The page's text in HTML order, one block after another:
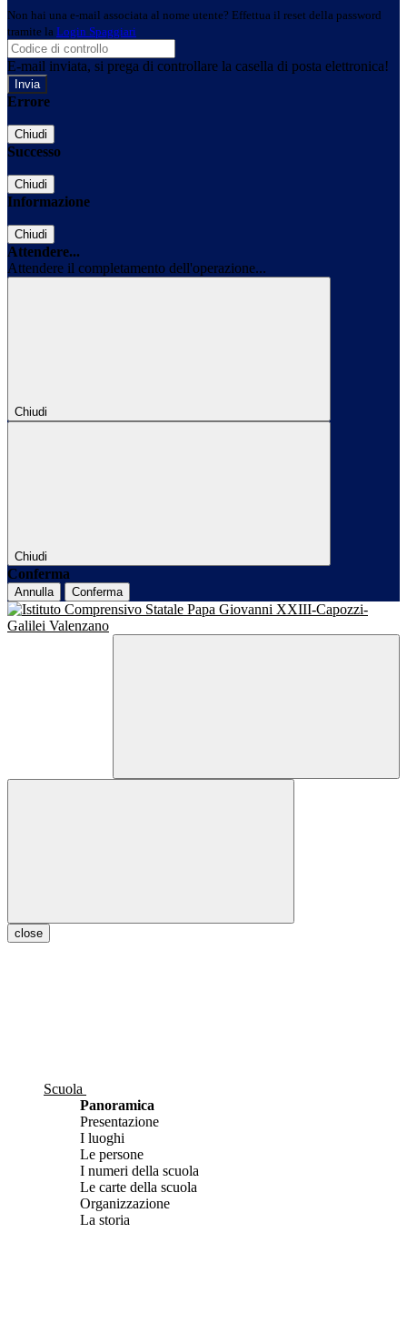
Non hai una e-mail associata al nome utente? Effettua il reset della password
tramite la Login Spaggiari
E-mail inviata, si prega di controllare la casella di posta elettronica!
Errore
Chiudi
Successo
Chiudi
Informazione
Chiudi
Attendere...
Attendere il completamento dell'operazione...
Chiudi
Chiudi
Conferma
Annulla Conferma
close
Scuola
Panoramica
Presentazione
I luoghi
Le persone
I numeri della scuola
Le carte della scuola
Organizzazione
La storia